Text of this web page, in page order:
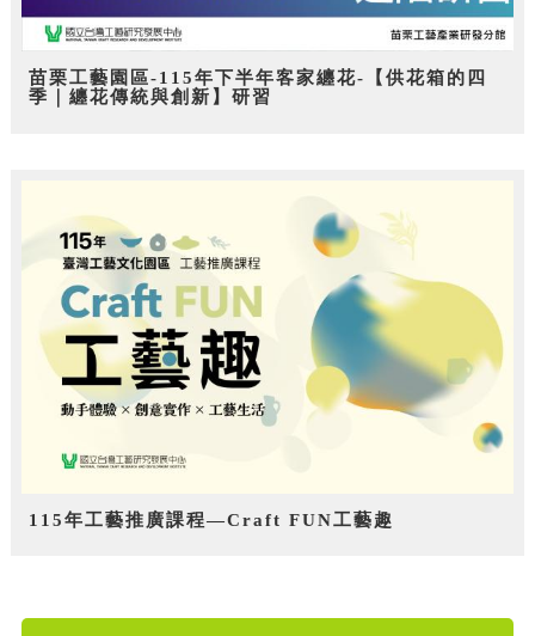
苗栗工藝園區-115年下半年客家纏花-【供花箱的四
季｜纏花傳統與創新】研習
115年工藝推廣課程—Craft FUN工藝趣